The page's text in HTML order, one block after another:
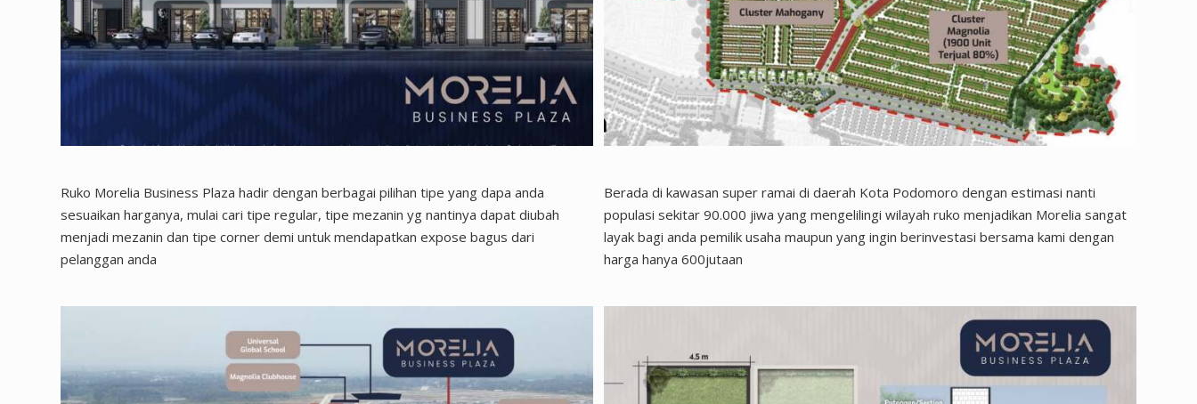
Ruko Morelia Business Plaza hadir dengan berbagai pilihan tipe yang dapa anda
sesuaikan harganya, mulai cari tipe regular, tipe mezanin yg nantinya dapat diubah
menjadi mezanin dan tipe corner demi untuk mendapatkan expose bagus dari
pelanggan anda
Berada di kawasan super ramai di daerah Kota Podomoro dengan estimasi nanti
populasi sekitar 90.000 jiwa yang mengelilingi wilayah ruko menjadikan Morelia sangat
layak bagi anda pemilik usaha maupun yang ingin berinvestasi bersama kami dengan
harga hanya 600jutaan